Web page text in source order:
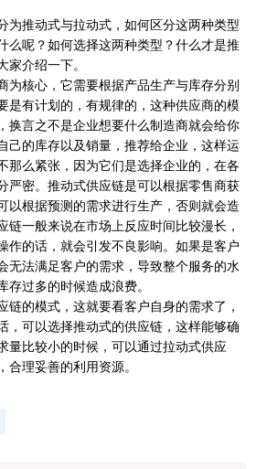
为推动式与拉动式，如何区分这两种类型
么呢？如何选择这两种类型？什么才是推
家介绍一下。
为核心，它需要根据产品生产与库存分别
是有计划的，有规律的，这种供应商的模
换言之不是企业想要什么制造商就会给你
己的库存以及销量，推荐给企业，这样运
那么紧张，因为它们是选择企业的，在各
严密。推动式供应链是可以根据零售商获
以根据预测的需求进行生产，否则就会造
链一般来说在市场上反应时间比较漫长，
作的话，就会引发不良影响。如果是客户
无法满足客户的需求，导致整个服务的水
过多的时候造成浪费。
链的模式，这就要看客户自身的需求了，
，可以选择推动式的供应链，这样能够确
量比较小的时候，可以通过拉动式供应
合理妥善的利用资源。